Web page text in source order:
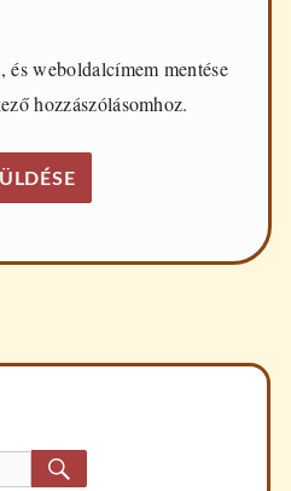
weboldalcímem mentése
hozzászólásomhoz.